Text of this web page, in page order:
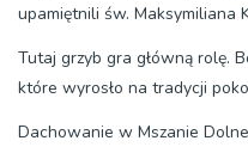
upamiętnili św. Maksymiliana
Tutaj grzyb gra główną rolę.
które wyrosło na tradycji
Dachowanie w Mszanie